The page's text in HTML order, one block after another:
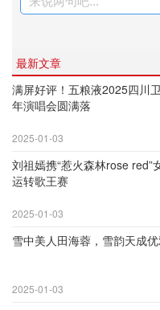
最新文章
满屏好评！五粮液2025四川
年演唱会圆满落
2025-01-03
刘祖嫣携“惹火森林rose red”
运转歌王赛
2025-01-03
雪中美人田海蓉，雪韵天成
2025-01-03